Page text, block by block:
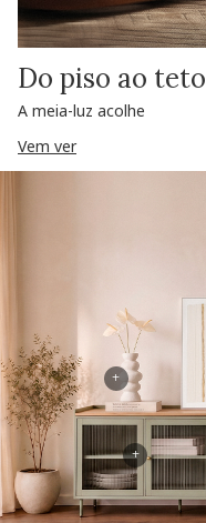
Do piso ao teto
A meia-luz acolhe
Vem ver
+
+